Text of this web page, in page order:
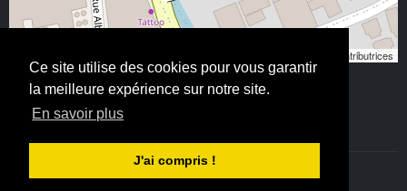
Ce site utilise des cookies pour vous garantir
la meilleure expérience sur notre site.
En savoir plus
J'ai compris !
contributeurs/contributrices
©ETS AMING 2025. Tous droits réservés - All Rights Reserved.